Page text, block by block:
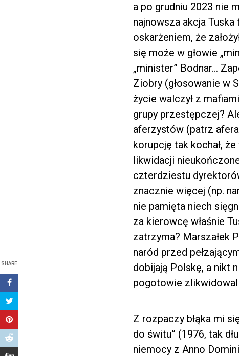
SHARE
a po grudniu 2023 nie
najnowsza akcja
oskarżeniem, że
się może w głowie
„minister” Bodnar…
Ziobry (głosowanie w
życie walczył z
grupy przestępczej?
aferzystów (patrz
korupcję tak kochał,
likwidacji
czterdziestu
znacznie więcej (np.
nie pamięta niech
za kierowcę właśnie
zatrzyma? Marszałek
naród przed
dobijają Polskę, a nikt
pogotowie
Z rozpaczy błąka mi
do świtu” (1976, tak
niemocy z Anno